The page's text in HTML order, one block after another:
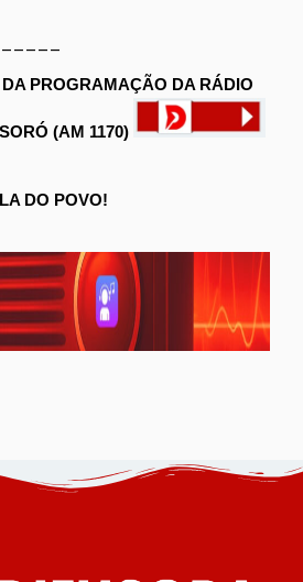
PROGRAMAÇÃO DA RÁDIO
(AM 1170)
DO POVO!